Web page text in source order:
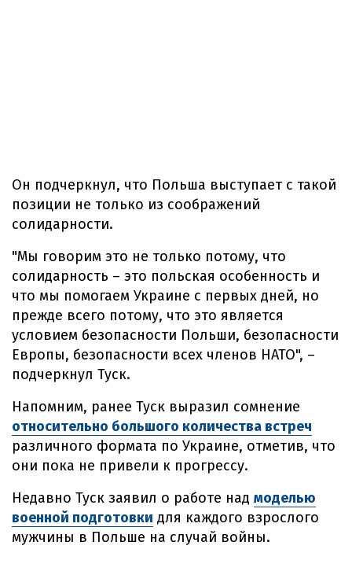
Он подчеркнул, что Польша выступает с такой
позиции не только из соображений
солидарности.
"Мы говорим это не только потому, что
солидарность – это польская особенность и
что мы помогаем Украине с первых дней, но
прежде всего потому, что это является
условием безопасности Польши, безопасности
Европы, безопасности всех членов НАТО", –
подчеркнул Туск.
Напомним, ранее Туск выразил сомнение
относительно большого количества встреч
различного формата по Украине, отметив, что
они пока не привели к прогрессу.
Недавно Туск заявил о работе над моделью
военной подготовки для каждого взрослого
мужчины в Польше на случай войны.